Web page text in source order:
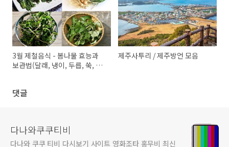
3월 제철음식 - 봄나물 효능과
보관법(달래, 냉이, 두릅, 쑥, 봄
제주사투리 / 제주방언 모음
댓글
다나와쿠쿠티비
다나와 쿠쿠 티비 다시보기 사이트 영화조타 홍무비 최신